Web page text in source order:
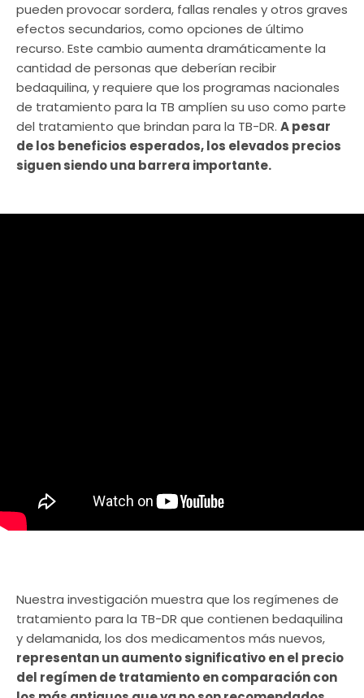
pueden provocar sordera, fallas renales y otros graves
efectos secundarios, como opciones de último
recurso. Este cambio aumenta dramáticamente la
cantidad de personas que deberían recibir
bedaquilina, y requiere que los programas nacionales
de tratamiento para la TB amplíen su uso como parte
del tratamiento que brindan para la TB-DR. A pesar
de los beneficios esperados, los elevados precios
siguen siendo una barrera importante.
Nuestra investigación muestra que los regímenes de
tratamiento para la TB-DR que contienen bedaquilina
y delamanida, los dos medicamentos más nuevos,
representan un aumento significativo en el precio
del regímen de tratamiento en comparación con